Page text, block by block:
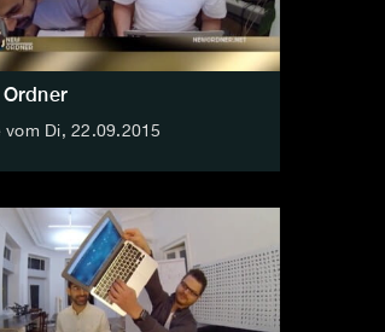
Ordner
vom Di, 22.09.2015